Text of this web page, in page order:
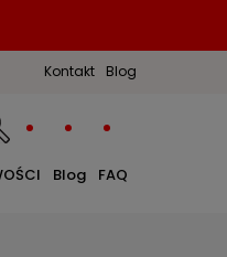
Kontakt Blog
Blog FAQ